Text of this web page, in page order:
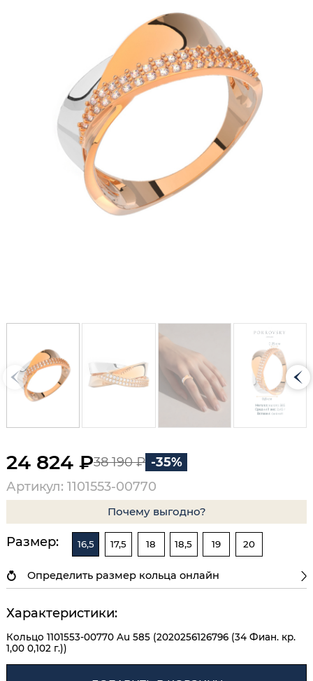
24 824 ₽38 190 ₽ -35%
Артикул: 1101553-00770
Почему выгодно?
Размер: 16,5 17,5 18 18,5 19 20
Определить размер кольца онлайн
Характеристики:
Кольцо 1101553-00770 Au 585 (2020256126796 (34 Фиан. кр.
1,00 0,102 г.))